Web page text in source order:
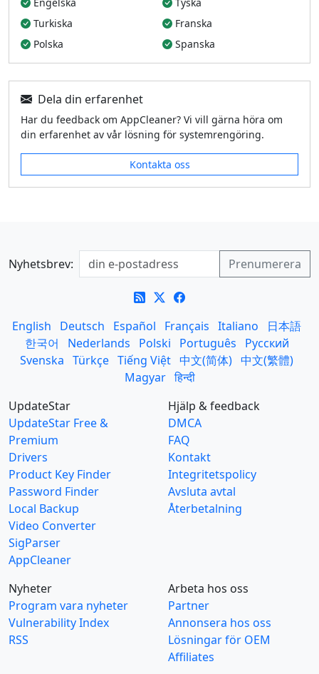
Turkiska
Franska
Polska
Spanska
Dela din erfarenhet
Har du feedback om AppCleaner? Vi vill gärna höra om
din erfarenhet av vår lösning för systemrengöring.
Kontakta oss
Nyhetsbrev:
English Deutsch Español Français Italiano
日本語
한국어
Nederlands Polski Português
Русский
Svenska Türkçe Tiếng Việt 中文(简体) 中文(繁體)
Magyar हिन्दी
UpdateStar
UpdateStar Free &
Premium
Drivers
Product Key Finder
Password Finder
Local Backup
Video Converter
SigParser
AppCleaner
Hjälp & feedback
DMCA
FAQ
Kontakt
Integritetspolicy
Avsluta avtal
Återbetalning
Nyheter
Program vara nyheter
Vulnerability Index
RSS
Arbeta hos oss
Partner
Annonsera hos oss
Lösningar för OEM
Affiliates